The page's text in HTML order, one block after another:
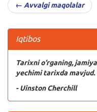
← Avvalgi maqolalar
Iqtibos
Tarixni o‘rganing,
yechimi tarixda mavjud.
- Uinston Cherchill